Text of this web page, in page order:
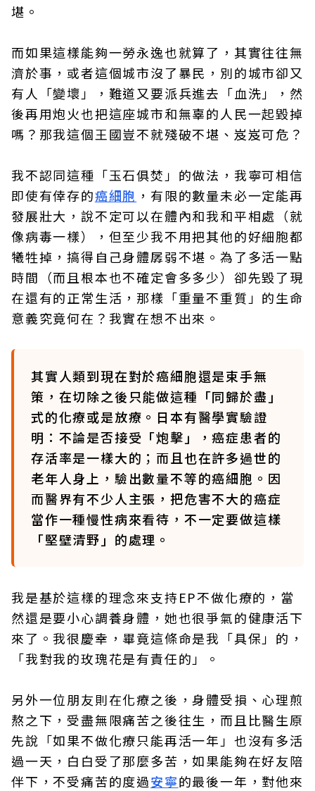
堪。
而如果這樣能夠一勞永逸也就算了，其實往往無
濟於事，或者這個城市沒了暴民，別的城市卻又
有人「變壞」，難道又要派兵進去「血洗」，然
後再用炮火也把這座城市和無辜的人民一起毀掉
嗎？那我這個王國豈不就殘破不堪、岌岌可危？
我不認同這種「玉石俱焚」的做法，我寧可相信
即使有倖存的癌細胞 ，有限的數量未必一定能再
發展壯大，說不定可以在體內和我和平相處（就
像病毒一樣），但至少我不用把其他的好細胞都
犧牲掉，搞得自己身體孱弱不堪。為了多活一點
時間（而且根本也不確定會多多少）卻先毀了現
在還有的正常生活，那樣「重量不重質」的生命
意義究竟何在？我實在想不出來。
其實人類到現在對於癌細胞還是束手無
策，在切除之後只能做這種「同歸於盡」
式的化療或是放療。日本有醫學實驗證
明：不論是否接受「炮擊」，癌症患者的
存活率是一樣大的；而且也在許多過世的
老年人身上，驗出數量不等的癌細胞。因
而醫界有不少人主張，把危害不大的癌症
當作一種慢性病來看待，不一定要做這樣
「堅壁清野」的處理。
我是基於這樣的理念來支持EP不做化療的，當
然還是要小心調養身體，她也很爭氣的健康活下
來了。我很慶幸，畢竟這條命是我「具保」的，
「我對我的玫瑰花是有責任的」。
另外一位朋友則在化療之後，身體受損、心理煎
熬之下，受盡無限痛苦之後往生，而且比醫生原
先說「如果不做化療只能再活一年」也沒有多活
過一天，白白受了那麼多苦，如果能夠在好友陪
伴下，不受痛苦的度過安寧的最後一年，對他來